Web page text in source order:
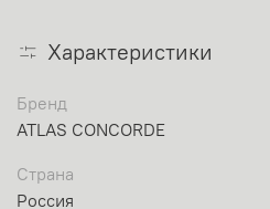
Характеристики
Бренд
ATLAS CONCORDE
Страна
Россия